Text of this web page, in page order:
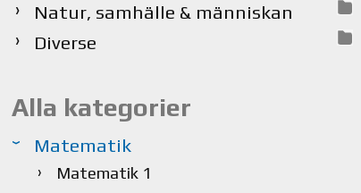
Natur, samhälle & människan
Diverse
Alla kategorier
Matematik
Matematik 1